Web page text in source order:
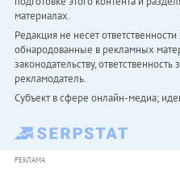
материалах.
Редакция не несет
обнародованные в рекламных
законодательству,
рекламодатель.
Субъект в сфере онлайн-медиа;
РЕКЛАМА